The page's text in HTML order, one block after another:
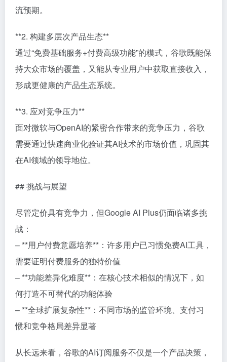
流预期。
**2. 构建多层次产品生态**
通过“免费基础服务+付费高级功能”的模式，谷歌既能保
持大众市场的覆盖，又能从专业用户中获取直接收入，
形成更健康的产品生态系统。
**3. 应对竞争压力**
面对微软与OpenAI的紧密合作带来的竞争压力，谷歌
需要通过快速商业化验证其AI技术的市场价值，巩固其
在AI领域的领导地位。
## 挑战与展望
尽管定价具有竞争力，但Google AI Plus仍面临诸多挑
战：
– **用户付费意愿培养**：许多用户已习惯免费AI工具，
需要证明付费服务的独特价值
– **功能差异化难度**：在核心技术相似的情况下，如
何打造不可替代的功能体验
– **全球扩展复杂性**：不同市场的监管环境、支付习
惯和竞争格局差异显著
从长远来看，谷歌的AI订阅服务不仅是一个产品决策，